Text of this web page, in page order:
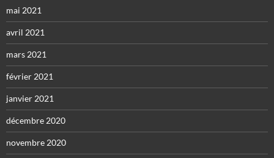
mai 2021
avril 2021
mars 2021
février 2021
janvier 2021
décembre 2020
novembre 2020